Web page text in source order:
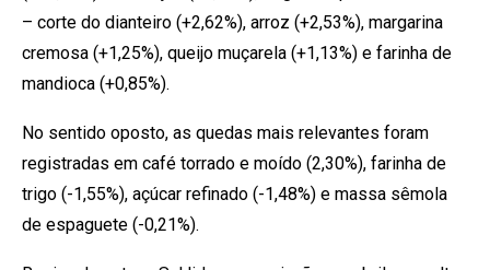
– corte do dianteiro (+2,62%), arroz (+2,53%), margarina
cremosa (+1,25%), queijo muçarela (+1,13%) e farinha de
mandioca (+0,85%).
No sentido oposto, as quedas mais relevantes foram
registradas em café torrado e moído (2,30%), farinha de
trigo (-1,55%), açúcar refinado (-1,48%) e massa sêmola
de espaguete (-0,21%).